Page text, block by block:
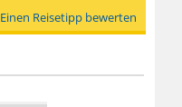
Einen Reisetipp bewerten